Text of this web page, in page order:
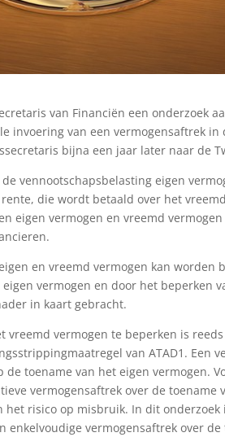
van Financiën een onderzoek
invoering van een vermogensaftrek in
bijna een jaar later naar de
vennootschapsbelasting eigen
die wordt betaald over het
eigen vermogen en vreemd
en vreemd vermogen kan worden
vermogen en door het beperken
in kaart gebracht.
vermogen te beperken is
van ATAD1. Een
toename van het eigen vermogen.
vermogensaftrek over de toename
risico op misbruik. In dit
enkelvoudige vermogensaftrek over